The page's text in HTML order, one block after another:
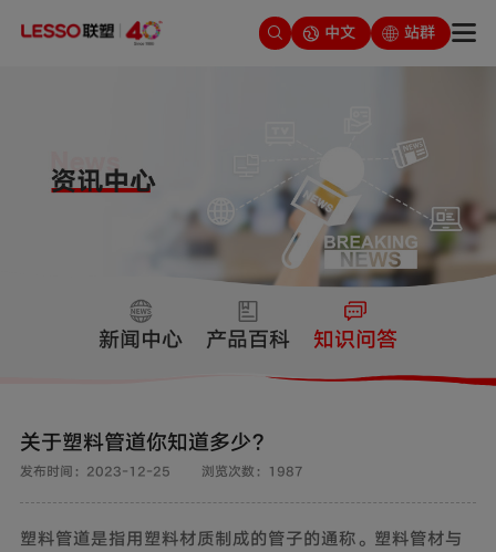
中文 站群
新闻中心 产品百科 知识问答
关于塑料管道你知道多少？
发布时间：2023-12-25 浏览次数：1987
塑料管道是指用塑料材质制成的管子的通称。 塑料管材与